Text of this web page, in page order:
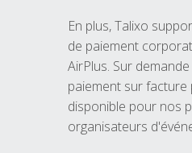
En plus, Talixo
de paiement
AirPlus. Sur
paiement sur facture
disponible pour nos
organisateurs